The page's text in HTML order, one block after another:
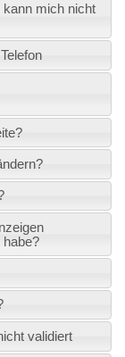
kann mich nicht
validiert